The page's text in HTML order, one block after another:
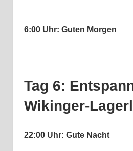
6:00 Uhr: Guten Morgen
Tag 6:
Wikinger-
22:00 Uhr: Gute Nacht